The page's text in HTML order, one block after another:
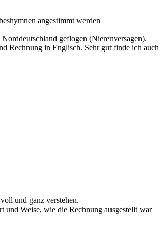
angestimmt werden
geflogen (Nierenversagen).
Rechnung in Englisch. Sehr gut finde ich auch
und ganz verstehen.
Weise, wie die Rechnung ausgestellt war